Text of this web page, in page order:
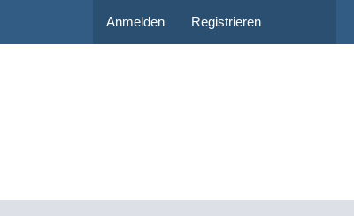
Anmelden Registrieren